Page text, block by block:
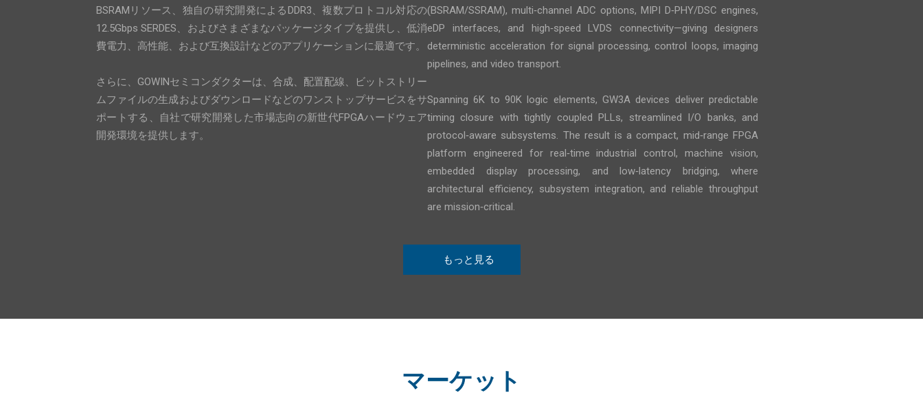
BSRAMリソース、独自の研究開発によるDDR3、複数プロトコル対応の
12.5Gbps SERDES、およびさまざまなパッケージタイプを提供し、低消
費電力、高性能、および互換設計などのアプリケーションに最適です。
さらに、GOWINセミコンダクターは、合成、配置配線、ビットストリー
ムファイルの生成およびダウンロードなどのワンストップサービスをサ
ポートする、自社で研究開発した市場志向の新世代FPGAハードウェア
開発環境を提供します。
(BSRAM/SSRAM), multi‑channel ADC options, MIPI D‑PHY/DSC engines,
eDP interfaces, and high‑speed LVDS connectivity—giving designers
deterministic acceleration for signal processing, control loops, imaging
pipelines, and video transport.
Spanning 6K to 90K logic elements, GW3A devices deliver predictable
timing closure with tightly coupled PLLs, streamlined I/O banks, and
protocol‑aware subsystems. The result is a compact, mid‑range FPGA
platform engineered for real‑time industrial control, machine vision,
embedded display processing, and low‑latency bridging, where
architectural efficiency, subsystem integration, and reliable throughput
are mission‑critical.
もっと見る
マーケット